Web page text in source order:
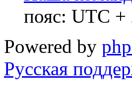
пояс: UTC +
Powered by
Русская